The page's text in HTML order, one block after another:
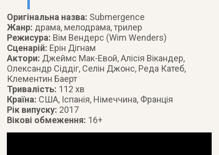
Оригінальна назва: Submergence
Жанр: драма, мелодрама, трилер
Режисура: Вім Вендерс (Wim Wenders)
Сценарій: Ерін Дігнам
Актори: Джеймс Мак-Евой, Алісія Вікандер,
Олександр Сіддіг, Селін Джонс, Реда Катеб,
Клементин Баерт
Тривалість: 112 хв
Країна: США, Іспанія, Німеччина, Франція
Рік випуску: 2017
Вікові обмеження: 16+